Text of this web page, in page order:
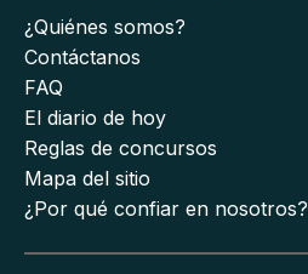
¿Quiénes somos?
Contáctanos
FAQ
El diario de hoy
Reglas de concursos
Mapa del sitio
¿Por qué confiar en nosotros?